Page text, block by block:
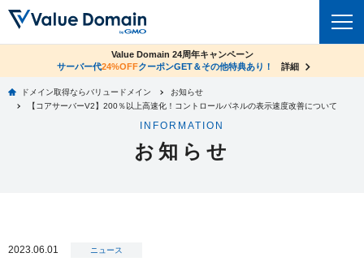
ドメイントップ
レンタルサーバー
XREA
co.jpドメイン✕コアサーバーV2ビジネス応援キャンペーン
サーバー料金1年間無料
詳細
Value Domain 24周年キャンペーン
サーバー代24%OFFクーポンGET＆その他特典あり！ 詳細
ドメイン取得ならバリュードメイン
お知らせ
【コアサーバーV2】200％以上高速化！コントロールパネルの表示速度改善について
INFORMATION
お知らせ
2023.06.01 ニュース